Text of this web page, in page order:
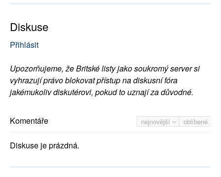
Diskuse
Přihlásit
Upozorňujeme, že Britské listy jako soukromý server si
vyhrazují právo blokovat přístup na diskusní fóra
jakémukoliv diskutérovi, pokud to uznají za důvodné.
nejnovější oblíbené
Komentáře
Diskuse je prázdná.